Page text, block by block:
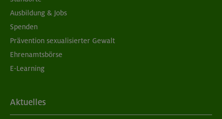
Ausbildung & Jobs
Spenden
Prävention sexualisierter Gewalt
Ehrenamtsbörse
E-Learning
Aktuelles